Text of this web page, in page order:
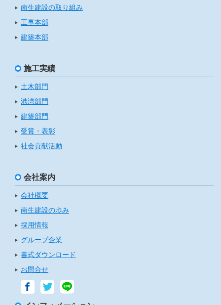
南生建設の取り組み
工事本部
建築本部
施工実績
土木部門
港湾部門
建築部門
受賞・表彰
社会貢献活動
会社案内
会社概要
南生建設の歩み
採用情報
グループ企業
書式ダウンロード
お問合せ